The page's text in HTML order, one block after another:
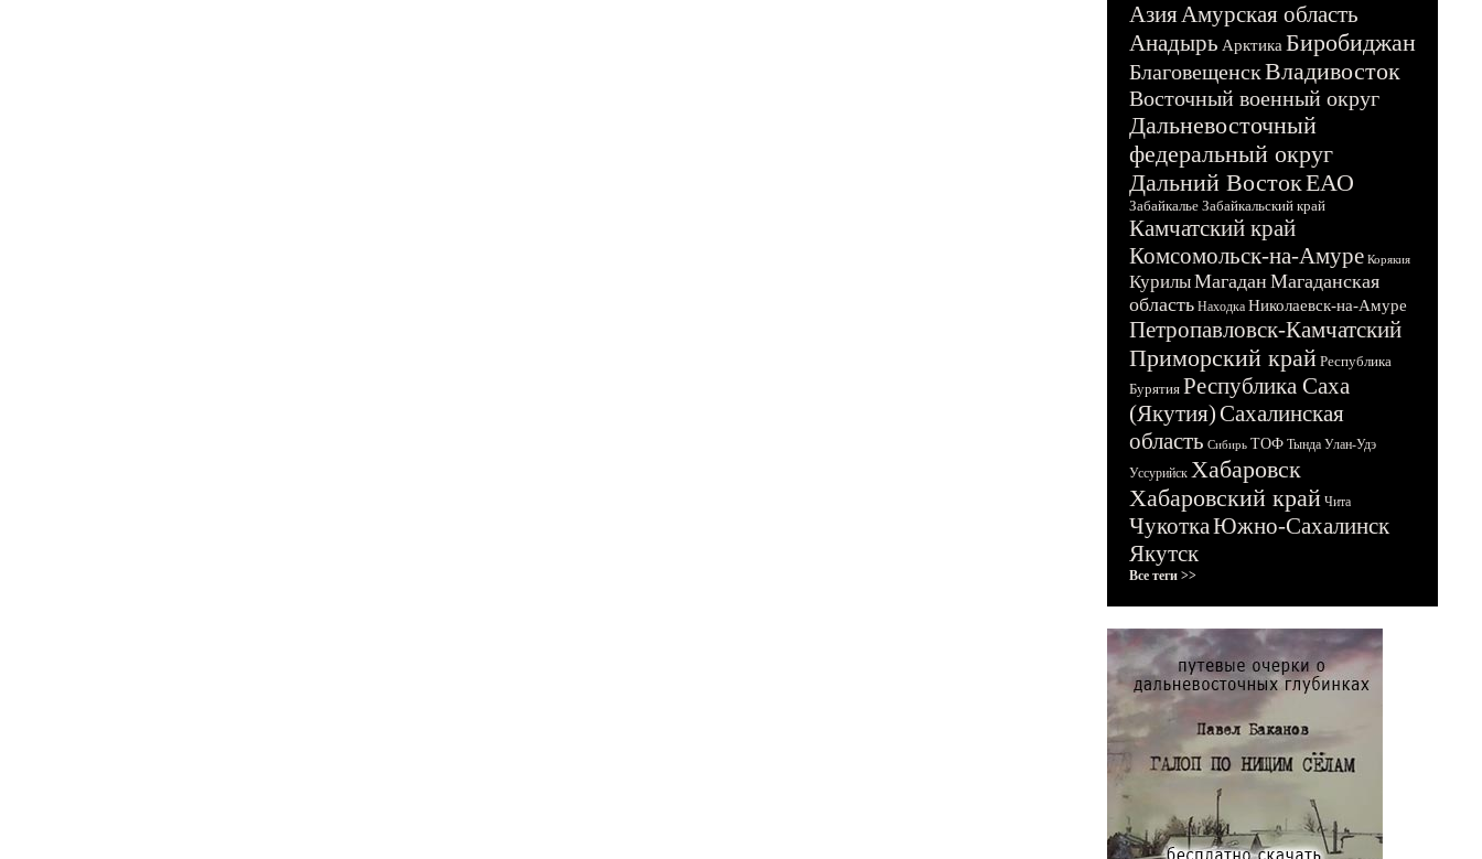
АзияАмурская область
Анадырь Арктика Биробиджан
БлаговещенскВладивосток
Восточный военный округ
Дальневосточный
федеральный округ
Дальний ВостокЕАО
Забайкалье Забайкальский край
Камчатский край
Комсомольск-на-Амуре Корякия
КурилыМагадан Магаданская
область Находка Николаевск-на-Амуре
Петропавловск-Камчатский
Приморский край Республика
Бурятия Республика Саха
(Якутия)Сахалинская
область Сибирь ТОФ Тында Улан-Удэ
Уссурийск Хабаровск
Хабаровский край Чита
ЧукоткаЮжно-Сахалинск
Якутск
Все теги >>